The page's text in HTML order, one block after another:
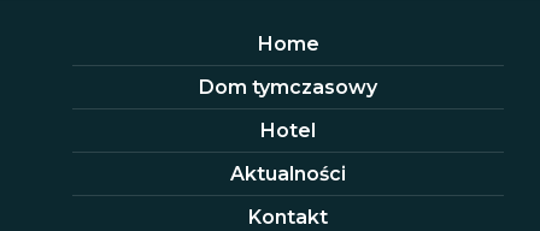
Home
Dom tymczasowy
Hotel
Aktualności
Kontakt